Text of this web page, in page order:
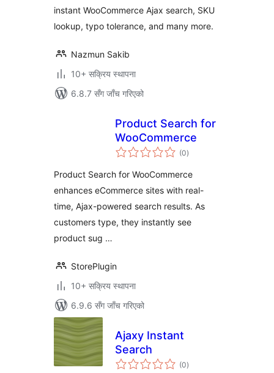
instant WooCommerce Ajax search, SKU
lookup, typo tolerance, and many more.
Nazmun Sakib
10+ सक्रिय स्थापना
6.8.7 सँग जाँच गरिएको
Product Search for
WooCommerce
(0कुल
रेटिङ्गहरू
)
Product Search for WooCommerce
enhances eCommerce sites with real-
time, Ajax-powered search results. As
customers type, they instantly see
product sug …
StorePlugin
10+ सक्रिय स्थापना
6.9.6 सँग जाँच गरिएको
Ajaxy Instant
Search
(0कुल
रेटिङ्गहरू
)